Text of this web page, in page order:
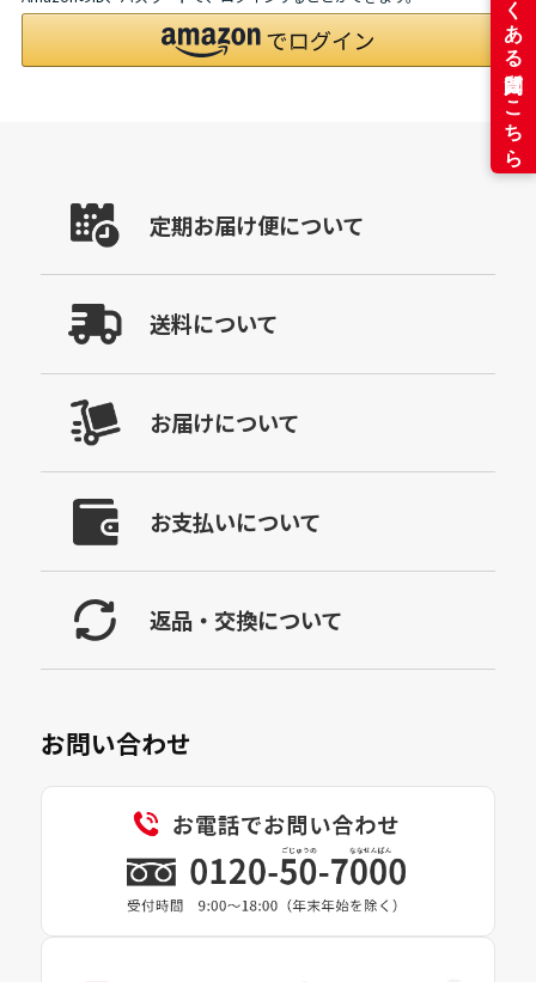
定期お届け便について
送料について
お届けについて
お支払いについて
返品・交換について
お問い合わせ